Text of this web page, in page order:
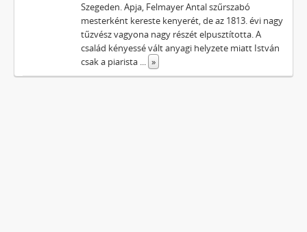
Szegeden. Apja, Felmayer Antal szűrszabó
mesterként kereste kenyerét, de az 1813. évi nagy
tűzvész vagyona nagy részét elpusztította. A
család kényessé vált anyagi helyzete miatt István
csak a piarista ... »